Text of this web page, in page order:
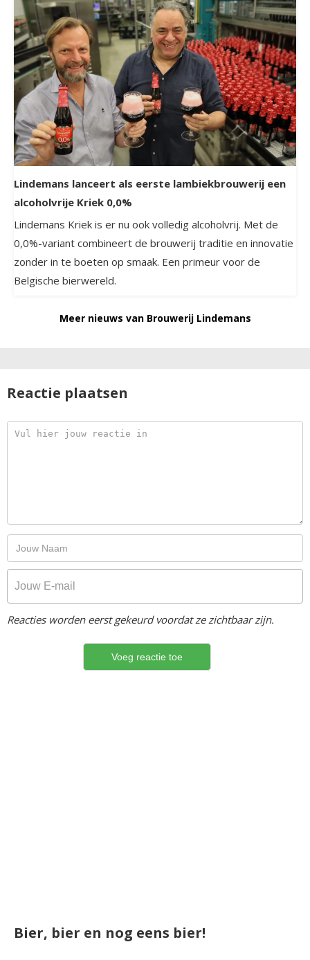
Lindemans lanceert als eerste lambiekbrouwerij een
alcoholvrije Kriek 0,0%
Lindemans Kriek is er nu ook volledig alcoholvrij. Met de
0,0%-variant combineert de brouwerij traditie en innovatie
zonder in te boeten op smaak. Een primeur voor de
Belgische bierwereld.
Meer nieuws van Brouwerij Lindemans
Reactie plaatsen
Reacties worden eerst gekeurd voordat ze zichtbaar zijn.
Bier, bier en nog eens bier!